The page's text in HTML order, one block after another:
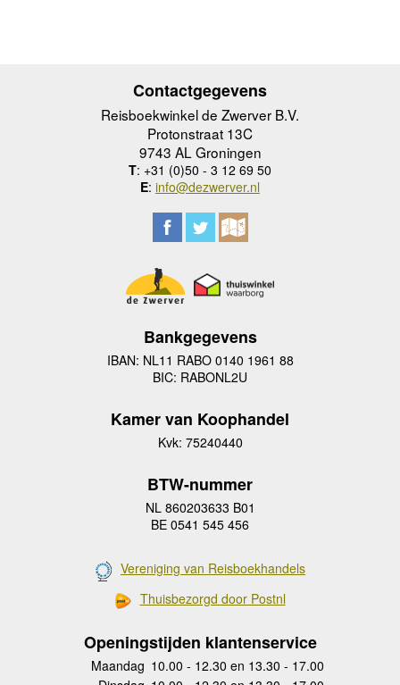
Contactgegevens
Reisboekwinkel de Zwerver B.V.
Protonstraat 13C
9743 AL Groningen
T: +31 (0)50 - 3 12 69 50
E: info@dezwerver.nl
Bankgegevens
IBAN: NL11 RABO 0140 1961 88
BIC: RABONL2U
Kamer van Koophandel
Kvk: 75240440
BTW-nummer
NL 860203633 B01
BE 0541 545 456
Vereniging van Reisboekhandels
Thuisbezorgd door Postnl
Openingstijden klantenservice
Maandag 10.00 - 12.30 en 13.30 - 17.00